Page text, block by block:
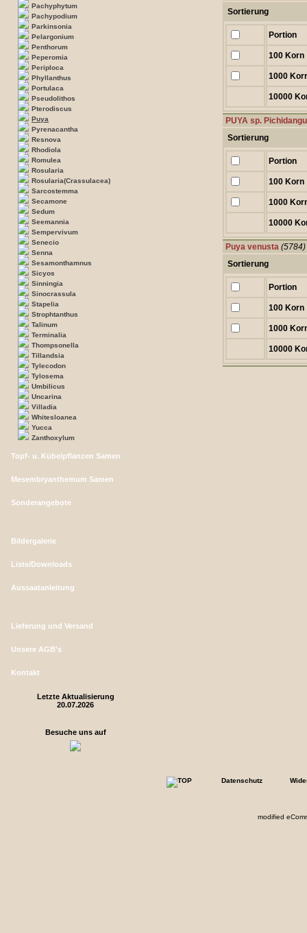
Pachyphytum
Pachypodium
Parkinsonia
Pelargonium
Penthorum
Peperomia
Periploca
Phyllanthus
Portulaca
Pseudolithos
Pterodiscus
Puya
Pyrenacantha
Resnova
Rhodiola
Romulea
Rosularia
Rosularia(Crassulacea)
Sarcostemma
Secamone
Sedum
Seemannia
Sempervivum
Senecio
Senna
Sesamonthamnus
Sicyos
Sinningia
Sinocrassula
Stapelia
Strophtanthus
Talinum
Terminalia
Thompsonella
Tillandsia
Tylecodon
Tylosema
Umbilicus
Uncarina
Villadia
Whitesloanea
Yucca
Zanthoxylum
Topf- u. Kübelpflanzen Samen
Mesembryanthemum Samen
Sonderangebote
Bildergalerie
Liste/Downloads
Aussaatanleitung
Lieferung und Versand
Unsere AGB's
Kontakt
Letzte Aktualisierung
20.07.2026
Besuche uns auf
Sortierung
Portion
100 Korn
1000
10000
PUYA sp.
Sortierung
Portion
100 Korn
1000
10000
Puya venusta (5784)
Sortierung
Portion
100 Korn
1000
10000
Datenschutz
modified